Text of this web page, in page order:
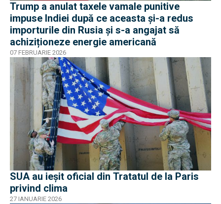
Trump a anulat taxele vamale punitive
impuse Indiei după ce aceasta și-a redus
importurile din Rusia și s-a angajat să
achiziționeze energie americană
07 FEBRUARIE 2026
SUA au ieșit oficial din Tratatul de la Paris
privind clima
27 IANUARIE 2026